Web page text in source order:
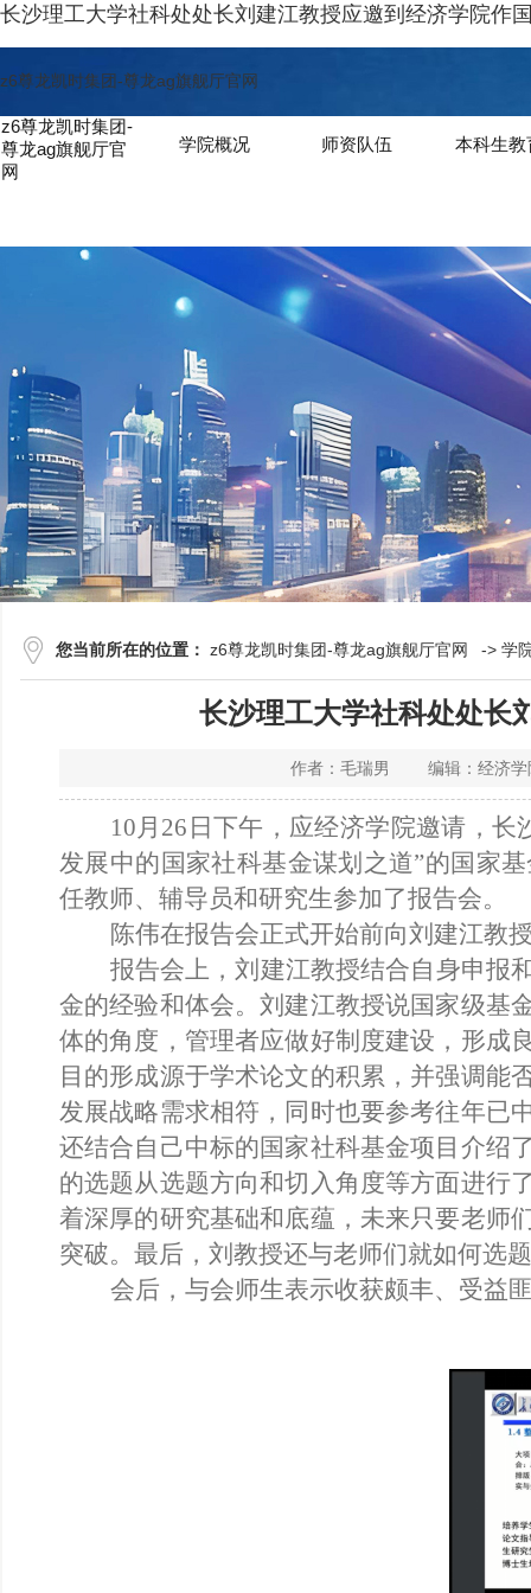
长沙理工大学社科处处长刘建江教授应邀到经济学院作
z6尊龙凯时集团-尊龙ag旗舰厅官网
z6尊龙凯时集团-
尊龙ag旗舰厅官
网
学院概况 师资队伍 本科生教
您当前所在的位置： z6尊龙凯时集团-尊龙ag旗舰厅官网 -> 学
长沙理工大学社科处处长
作者：毛瑞男 编辑：经
10月26日下午，应经济学院邀请，
发展中的国家社科基金谋划之道”的国家
任教师、辅导员和研究生参加了报告会。
陈伟在报告会正式开始前向刘建江教
报告会上，刘建江教授结合自身申报
金的经验和体会。刘建江教授说国家级基
体的角度，管理者应做好制度建设，形成
目的形成源于学术论文的积累，并强调能
发展战略需求相符，同时也要参考往年已
还结合自己中标的国家社科基金项目介绍
的选题从选题方向和切入角度等方面进行
着深厚的研究基础和底蕴，未来只要老师
突破。最后，刘教授还与老师们就如何选
会后，与会师生表示收获颇丰、受益